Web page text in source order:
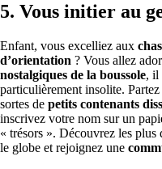
5. Vous initier au
Enfant, vous excelliez aux
d’orientation ? Vous allez
nostalgiques de la boussole, il
particulièrement insolite.
sortes de petits contenants
inscrivez votre nom sur un
« trésors ». Découvrez les plus
le globe et rejoignez une